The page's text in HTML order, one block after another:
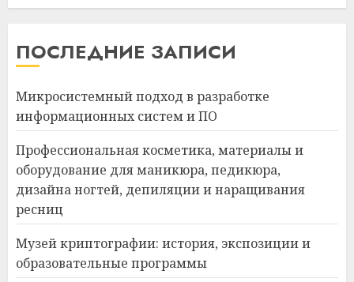
ПОСЛЕДНИЕ ЗАПИСИ
Микросистемный подход в разработке
информационных систем и ПО
Профессиональная косметика, материалы и
оборудование для маникюра, педикюра,
дизайна ногтей, депиляции и наращивания
ресниц
Музей криптографии: история, экспозиции и
образовательные программы